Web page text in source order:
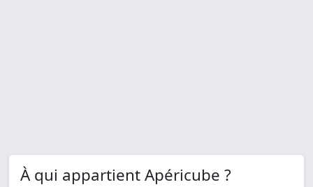
À qui appartient Apéricube ?